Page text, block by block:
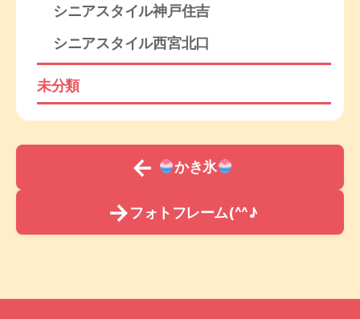
シニアスタイル神戸住吉
シニアスタイル西宮北口
未分類
← かき氷
→フォトフレーム(^^♪